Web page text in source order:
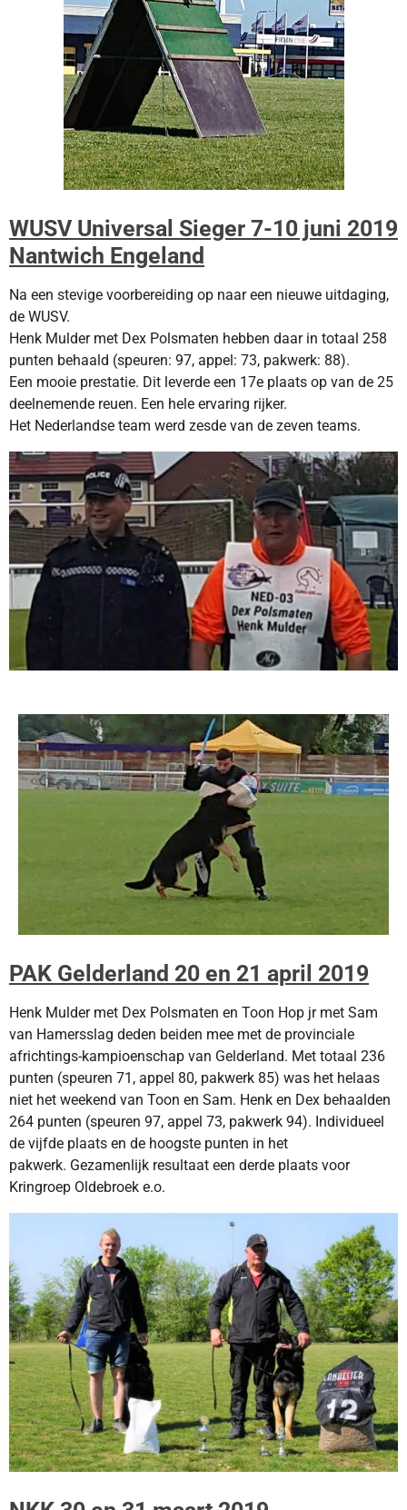
WUSV Universal Sieger 7-10 juni 2019
Nantwich Engeland
Na een stevige voorbereiding op naar een nieuwe uitdaging,
de WUSV.
Henk Mulder met Dex Polsmaten hebben daar in totaal 258
punten behaald (speuren: 97, appel: 73, pakwerk: 88).
Een mooie prestatie. Dit leverde een 17e plaats op van de 25
deelnemende reuen. Een hele ervaring rijker.
Het Nederlandse team werd zesde van de zeven teams.
PAK Gelderland 20 en 21 april 2019
Henk Mulder met Dex Polsmaten en Toon Hop jr met Sam
van Hamersslag deden beiden mee met de provinciale
africhtings-kampioenschap van Gelderland. Met totaal 236
punten (speuren 71, appel 80, pakwerk 85) was het helaas
niet het weekend van Toon en Sam. Henk en Dex behaalden
264 punten (speuren 97, appel 73, pakwerk 94). Individueel
de vijfde plaats en de hoogste punten in het
pakwerk. Gezamenlijk resultaat een derde plaats voor
Kringroep Oldebroek e.o.